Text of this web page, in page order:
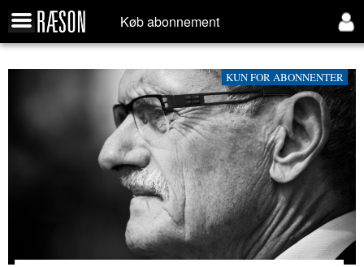
Køb abonnement
KUN FOR ABONNENTER